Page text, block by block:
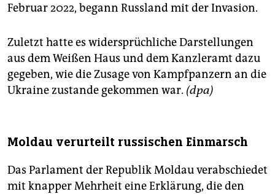
Februar 2022, begann Russland mit der Invasion.
Zuletzt hatte es widersprüchliche Darstellungen
aus dem Weißen Haus und dem Kanzleramt dazu
gegeben, wie die Zusage von Kampfpanzern an die
Ukraine zustande gekommen war. (dpa)
Moldau verurteilt russischen Einmarsch
Das Parlament der Republik Moldau verabschiedet
mit knapper Mehrheit eine Erklärung, die den